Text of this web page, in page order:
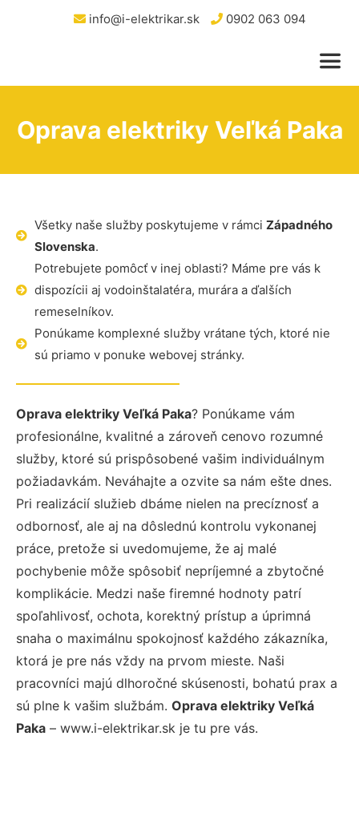
info@i-elektrikar.sk 0902 063 094
Oprava elektriky Veľká Paka
Všetky naše služby poskytujeme v rámci Západného
Slovenska.
Potrebujete pomôcť v inej oblasti? Máme pre vás k
dispozícii aj vodoinštalatéra, murára a ďalších
remeselníkov.
Ponúkame komplexné služby vrátane tých, ktoré nie
sú priamo v ponuke webovej stránky.
Oprava elektriky Veľká Paka? Ponúkame vám
profesionálne, kvalitné a zároveň cenovo rozumné
služby, ktoré sú prispôsobené vašim individuálnym
požiadavkám. Neváhajte a ozvite sa nám ešte dnes.
Pri realizácií služieb dbáme nielen na precíznosť a
odbornosť, ale aj na dôslednú kontrolu vykonanej
práce, pretože si uvedomujeme, že aj malé
pochybenie môže spôsobiť nepríjemné a zbytočné
komplikácie. Medzi naše firemné hodnoty patrí
spoľahlivosť, ochota, korektný prístup a úprimná
snaha o maximálnu spokojnosť každého zákazníka,
ktorá je pre nás vždy na prvom mieste. Naši
pracovníci majú dlhoročné skúsenosti, bohatú prax a
sú plne k vašim službám. Oprava elektriky Veľká
Paka – www.i-elektrikar.sk je tu pre vás.